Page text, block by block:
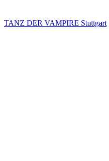
TANZ DER VAMPIRE Stuttgart